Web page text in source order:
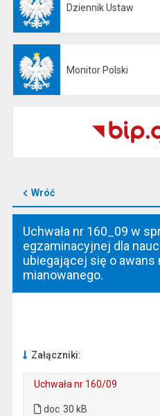
Dziennik Ustaw
Monitor Polski
Wróć
Uchwała nr 160_09 w
egzaminacyjnej dla
ubiegającej się o
mianowanego.
Załączniki:
Uchwała nr 160/09
doc 30 kB